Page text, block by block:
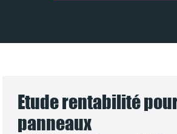
Etude rentabilité
panneaux